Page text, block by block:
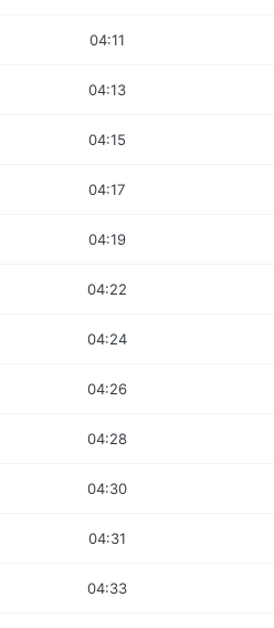
04:11
04:13
04:15
04:17
04:19
04:22
04:24
04:26
04:28
04:30
04:31
04:33